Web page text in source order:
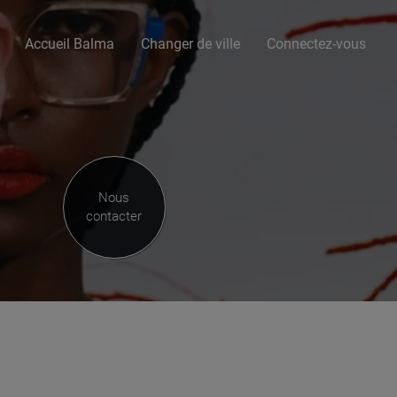
Accueil Balma Changer de ville Connectez-vous
Nous
contacter